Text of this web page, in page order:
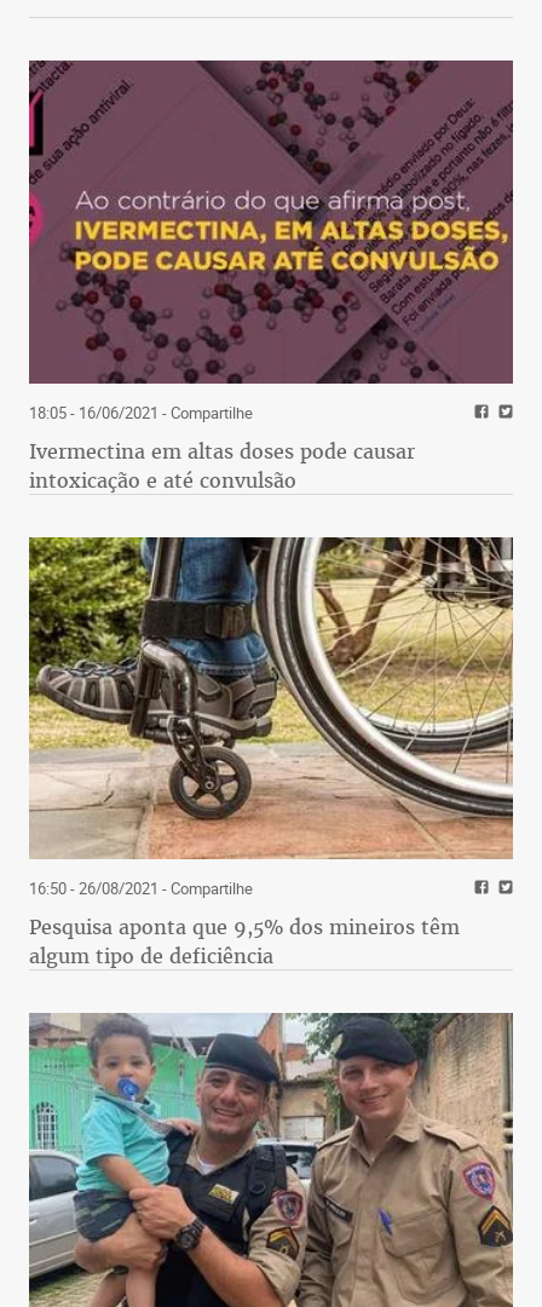
18:05 - 16/06/2021 - Compartilhe
Ivermectina em altas doses pode causar
intoxicação e até convulsão
16:50 - 26/08/2021 - Compartilhe
Pesquisa aponta que 9,5% dos mineiros têm
algum tipo de deficiência